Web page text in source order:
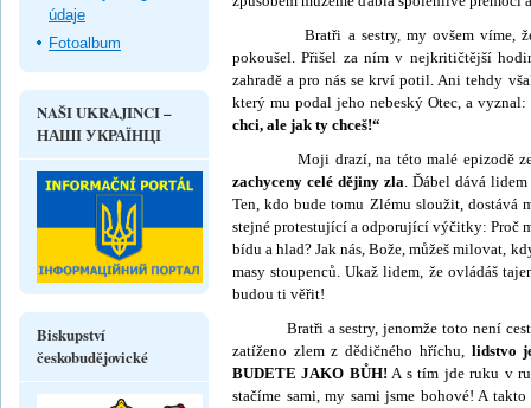
Bratři a sestry, my ovšem víme, že
pokoušel. Přišel za ním v nejkritičtější
zahradě a pro nás se krví potil. Ani tehdy
který mu po­dal jeho nebeský Otec, a vyznal:
chci, ale jak ty chceš!“
Moji drazí, na této malé epizodě ze
zachyceny celé dějiny zla. Ďábel dává
Ten, kdo bude tomu Zlému sloužit, dostává
stejné pro­testující a odporující výčitky: Proč
bídu a hlad? Jak nás, Bože, můžeš milovat,
masy stoupenců. Ukaž lidem, že ovládáš
budou ti věřit!
Bratři a sestry, jenomže toto není cesta
zatíženo zlem z dědičného hříchu, lidstvo
BUDETE JAKO BŮH! A s tím jde ruku v
stačíme sami, my sami jsme bohové! A
údaje
Fotoalbum
NAŠI UKRAJINCI –
НАШІ УКРАЇНЦІ
Biskupství
českobudějovické